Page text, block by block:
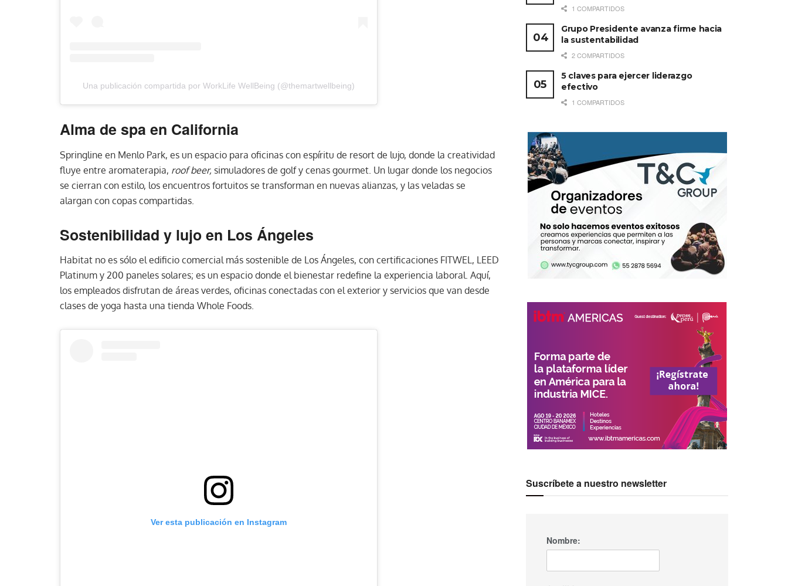
Una publicación compartida por WorkLife WellBeing (@themartwellbeing)
Alma de spa en California
Springline en Menlo Park, es un espacio para oficinas con espíritu de resort de lujo, donde la creatividad
fluye entre aromaterapia, roof beer, simuladores de golf y cenas gourmet. Un lugar donde los negocios
se cierran con estilo, los encuentros fortuitos se transforman en nuevas alianzas, y las veladas se
alargan con copas compartidas.
Sostenibilidad y lujo en Los Ángeles
Habitat no es sólo el edificio comercial más sostenible de Los Ángeles, con certificaciones FITWEL, LEED
Platinum y 200 paneles solares; es un espacio donde el bienestar redefine la experiencia laboral. Aquí,
los empleados disfrutan de áreas verdes, oficinas conectadas con el exterior y servicios que van desde
clases de yoga hasta una tienda Whole Foods.
Ver esta publicación en Instagram
1 COMPARTIDOS
Grupo Presidente avanza firme hacia
la sustentabilidad
2 COMPARTIDOS
5 claves para ejercer liderazgo
efectivo
1 COMPARTIDOS
Suscríbete a nuestro newsletter
Nombre: